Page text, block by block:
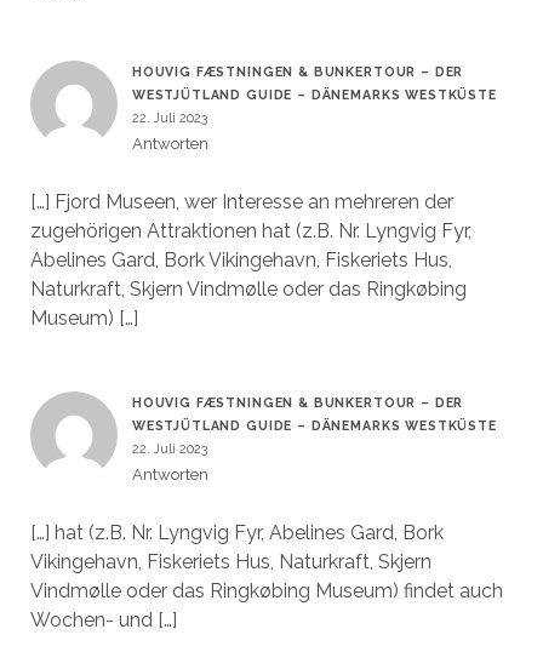
HOUVIG FÆSTNINGEN & BUNKERTOUR – DER
WESTJÜTLAND GUIDE – DÄNEMARKS WESTKÜSTE
22. Juli 2023
Antworten
[…] Fjord Museen, wer Interesse an mehreren der
zugehörigen Attraktionen hat (z.B. Nr. Lyngvig Fyr,
Abelines Gard, Bork Vikingehavn, Fiskeriets Hus,
Naturkraft, Skjern Vindmølle oder das Ringkøbing
Museum) […]
HOUVIG FÆSTNINGEN & BUNKERTOUR – DER
WESTJÜTLAND GUIDE – DÄNEMARKS WESTKÜSTE
22. Juli 2023
Antworten
[…] hat (z.B. Nr. Lyngvig Fyr, Abelines Gard, Bork
Vikingehavn, Fiskeriets Hus, Naturkraft, Skjern
Vindmølle oder das Ringkøbing Museum) findet auch
Wochen- und […]